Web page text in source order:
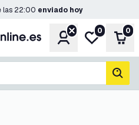
las 22:00 enviado hoy
CuentaMi lista de
0 0